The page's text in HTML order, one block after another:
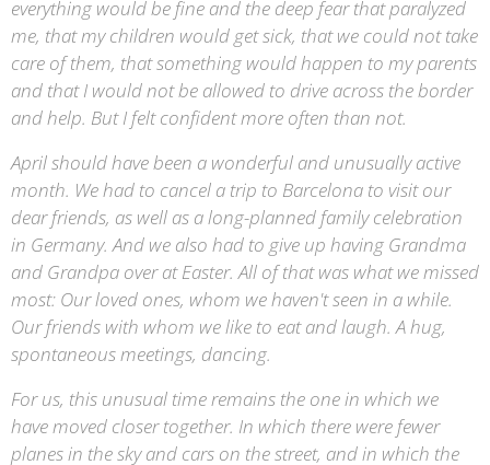
everything would be fine and the deep fear that paralyzed
me, that my children would get sick, that we could not take
care of them, that something would happen to my parents
and that I would not be allowed to drive across the border
and help. But I felt confident more often than not.
April should have been a wonderful and unusually active
month. We had to cancel a trip to Barcelona to visit our
dear friends, as well as a long-planned family celebration
in Germany. And we also had to give up having Grandma
and Grandpa over at Easter. All of that was what we missed
most: Our loved ones, whom we haven't seen in a while.
Our friends with whom we like to eat and laugh. A hug,
spontaneous meetings, dancing.
For us, this unusual time remains the one in which we
have moved closer together. In which there were fewer
planes in the sky and cars on the street, and in which the